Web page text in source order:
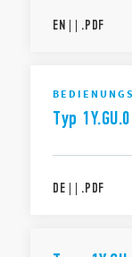
EN | | .PDF
Typ
DE | | .PDF